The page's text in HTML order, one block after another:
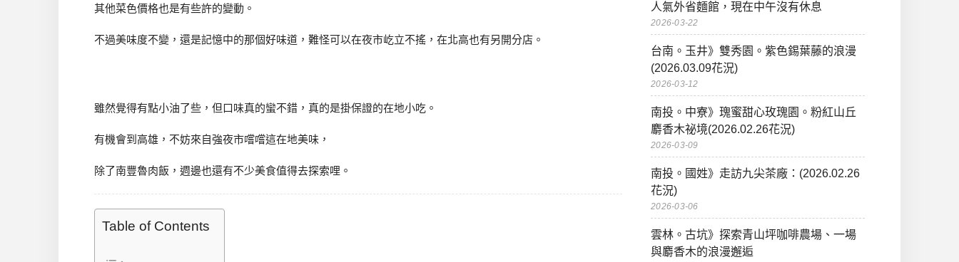
其他菜色價格也是有些許的變動。
不過美味度不變，還是記憶中的那個好味道，難怪可以在夜市屹立不搖，在北高也有另開分店。
雖然覺得有點小油了些，但口味真的蠻不錯，真的是掛保證的在地小吃。
有機會到高雄，不妨來自強夜市嚐嚐這在地美味，
除了南豐魯肉飯，週邊也還有不少美食值得去探索哩。
Table of Contents
人氣外省麵館，現在中午沒有休息
2026-03-22
台南。玉井》雙秀園。紫色錫葉藤的浪漫
(2026.03.09花況)
2026-03-12
南投。中寮》瑰蜜甜心玫瑰園。粉紅山丘
麝香木祕境(2026.02.26花況)
2026-03-09
南投。國姓》走訪九尖茶廠：(2026.02.26
花況)
2026-03-06
雲林。古坑》探索青山坪咖啡農場、一場
與麝香木的浪漫邂逅